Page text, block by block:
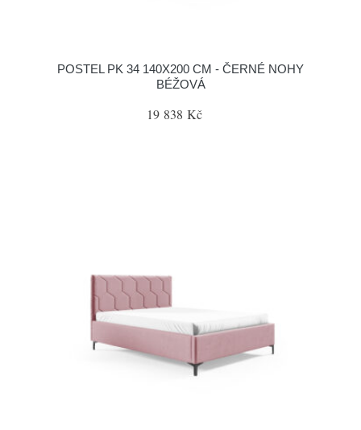
POSTEL PK 34 140X200 CM - ČERNÉ NOHY
BÉŽOVÁ
19 838 Kč